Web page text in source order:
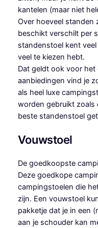
kantelen (maar niet
Over hoeveel standen
beschikt verschilt per
standenstoel kent
veel te kiezen hebt.
Dat geldt ook voor
aanbiedingen vind je
als heel luxe
worden gebruikt zoals
beste standenstoel
Vouwstoel
De goedkoopste
Deze goedkope
campingstoelen die
zijn. Een vouwstoel
pakketje dat je in een
aan je schouder kan